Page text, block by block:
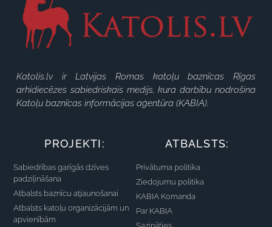
Katolis.lv ir Latvijas Romas katoļu baznīcas Rīgas
arhidiecēzes sabiedriskais medijs, kura darbību nodrošina
Katoļu baznīcas informācijas aģentūra (KABIA).
PROJEKTI:
Sabiedrības garīgās dzīves
padziļināšana
Atbalsts baznīcu atjaunošanai
Atbalsts katoļu organizācijām un
apvienībām
ATBALSTS:
Privātuma politika
Ziedojumu politika
KABIA Komanda
Par KABIA